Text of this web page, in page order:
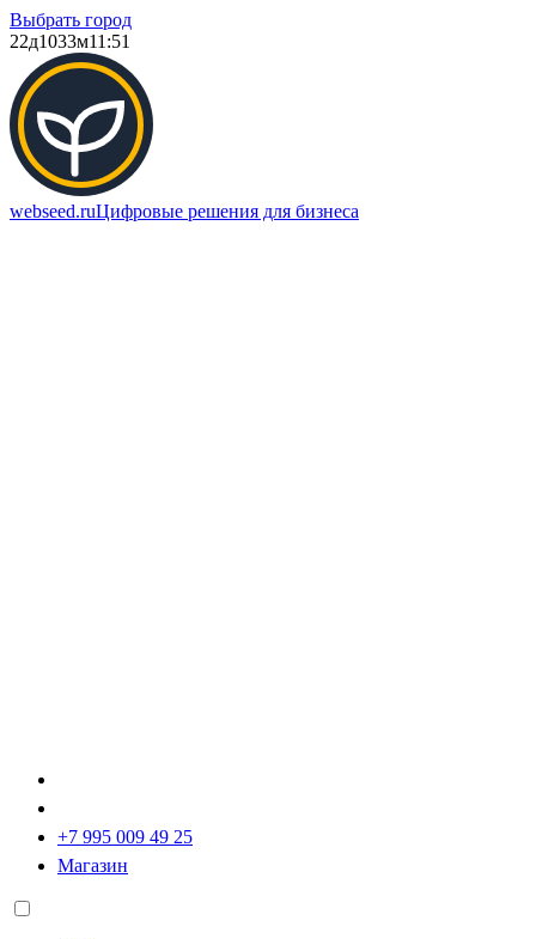
Выбрать город
22д1033м11:51
webseed.ruЦифровые решения для бизнеса
+7 995 009 49 25
Магазин